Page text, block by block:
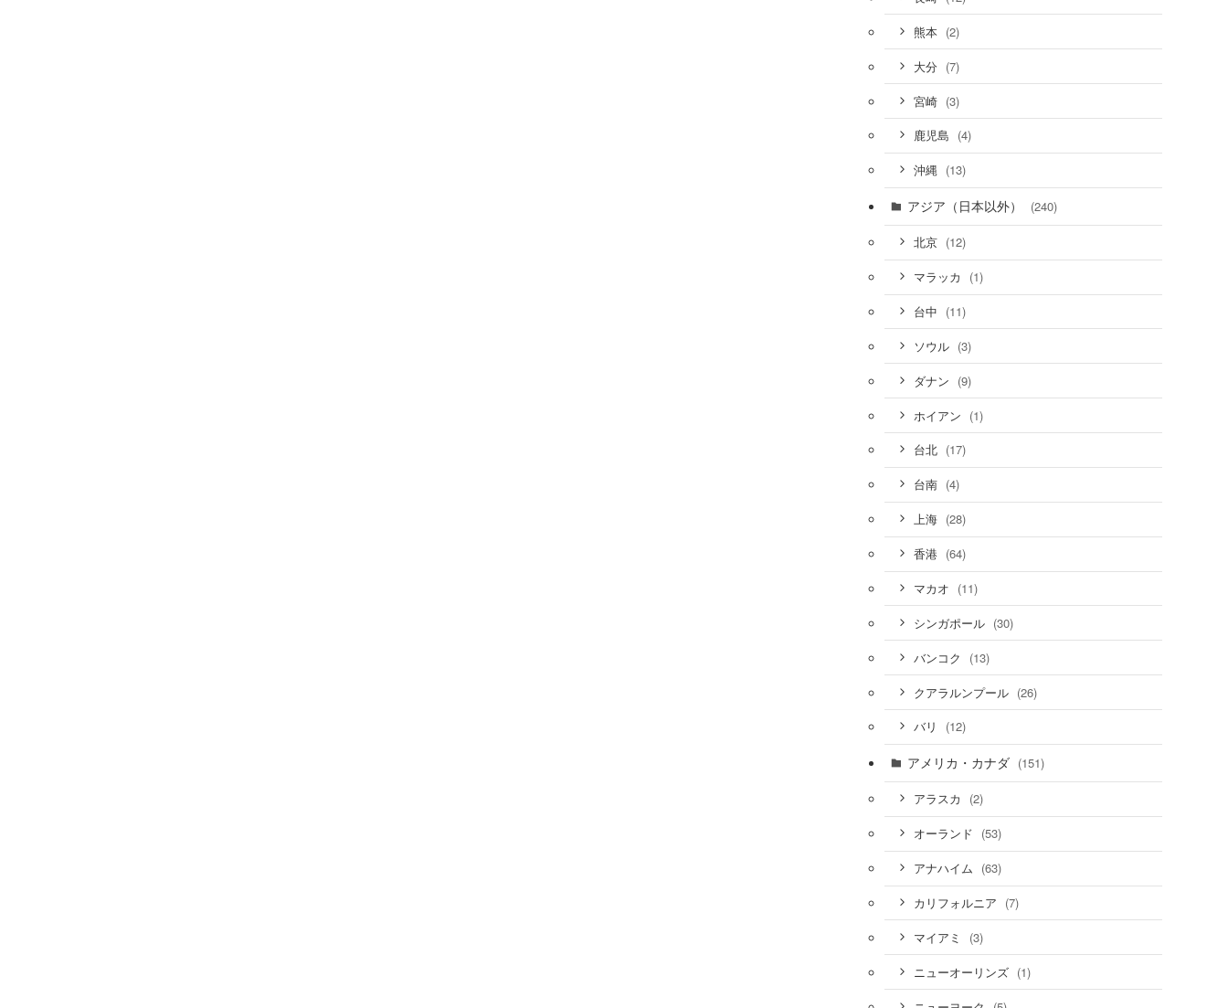
熊本 (2)
大分 (7)
宮崎 (3)
鹿児島 (4)
沖縄 (13)
アジア（日本以外） (240)
北京 (12)
マラッカ (1)
台中 (11)
ソウル (3)
ダナン (9)
ホイアン (1)
台北 (17)
台南 (4)
上海 (28)
香港 (64)
マカオ (11)
シンガポール (30)
バンコク (13)
クアラルンプール (26)
バリ (12)
アメリカ・カナダ (151)
アラスカ (2)
オーランド (53)
アナハイム (63)
カリフォルニア (7)
マイアミ (3)
ニューオーリンズ (1)